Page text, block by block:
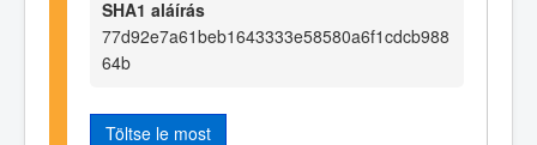
SHA1 aláírás
77d92e7a61beb1643333e58580a6f1cdcb988
64b
Töltse le most